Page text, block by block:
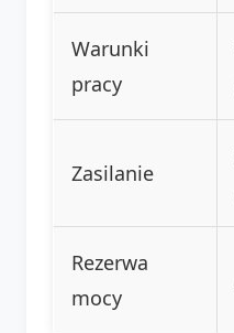
Warunki
pracy
Zasilanie
Rezerwa
mocy